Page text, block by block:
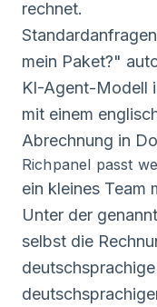
rechnet.
mein Paket?"
KI-Agent-Modell
mit einem
Abrechnung in
Richpanel passt
ein kleines Team
Unter der
selbst die